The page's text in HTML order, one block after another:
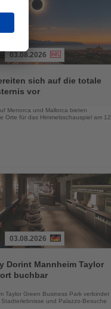
03.08.2026
sich auf die totale
vor
Menorca und Mallorca bieten
Orte für das Himmelsschauspiel am 12.
03.08.2026
Dorint Mannheim Taylor
buchbar
Taylor Green Business Park verbindet
und Palazzo-Besuche